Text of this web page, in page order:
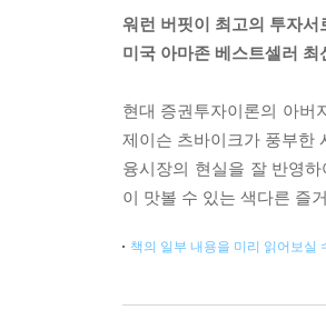
워런 버핏이 최고의 투자서
미국 아마존 베스트셀러 최
현대 증권투자이론의 아버
제이슨 츠바이크가 풍부한
융시장의 현실을 잘 반영
이 맛볼 수 있는 색다른 즐
책의 일부 내용을 미리 읽어보실